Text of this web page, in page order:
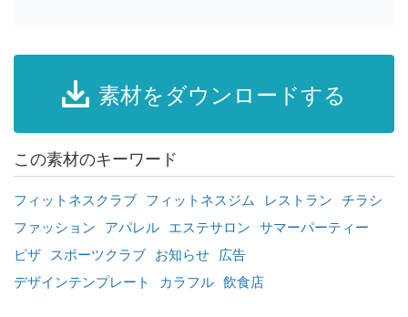
素材をダウンロードする
この素材のキーワード
フィットネスクラブ フィットネスジム レストラン チラシ
ファッション アパレル エステサロン サマーパーティー
ピザ スポーツクラブ お知らせ 広告
デザインテンプレート
カラフル 飲食店